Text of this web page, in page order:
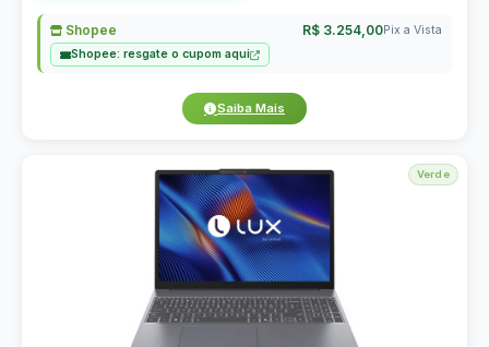
Shopee R$ 3.254,00Pix a Vista
Shopee: resgate o cupom aqui
Saiba Mais
Verde